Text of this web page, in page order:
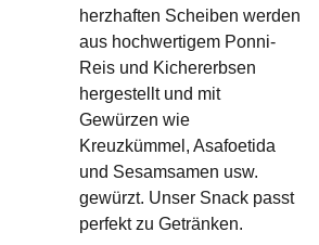
herzhaften Scheiben werden
aus hochwertigem Ponni-
Reis und Kichererbsen
hergestellt und mit
Gewürzen wie
Kreuzkümmel, Asafoetida
und Sesamsamen usw.
gewürzt. Unser Snack passt
perfekt zu Getränken.